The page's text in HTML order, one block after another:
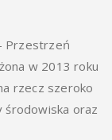
Przestrzeń
w 2013 roku
rzecz szeroko
środowiska oraz